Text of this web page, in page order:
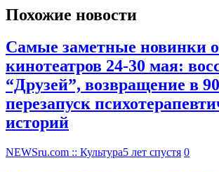
Похожие новости
Самые заметные новинки
кинотеатров 24-30 мая:
“Друзей”, возвращение в
перезапуск
историй
NEWSru.com :: Культура5 лет спустя 0